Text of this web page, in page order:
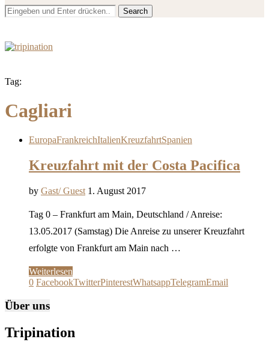
Search
Tag:
Cagliari
EuropaFrankreichItalienKreuzfahrtSpanien
Kreuzfahrt mit der Costa Pacifica
by Gast/ Guest 1. August 2017
Tag 0 – Frankfurt am Main, Deutschland / Anreise:
13.05.2017 (Samstag) Die Anreise zu unserer Kreuzfahrt
erfolgte von Frankfurt am Main nach …
Weiterlesen
0 FacebookTwitterPinterestWhatsappTelegramEmail
Über uns
Tripination